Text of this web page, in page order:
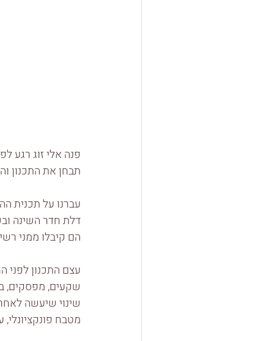
פנה אלי זוג רגע
תבחן את התכנון
עברנו על תכנית
דלת חדר השינה
הם קיבלו ממני
עצם התכנון לפני
שקעים, מפסקים,
שינוי שיעשה
מטבח